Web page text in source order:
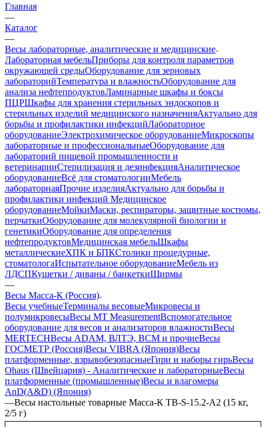
Главная
—
Каталог
—
Весы лабораторные, аналитические и медицинские
Лабораторная мебельПриборы для контроля параметров
окружающей средыОборудование для зерновых
лабораторийТемпература и влажностьОборудование для
анализа нефтепродуктовЛаминарные шкафы и боксы
ПЦРШкафы для хранения стерильных эндоскопов и
стерильных изделий медицинского назначенияАктуально для
борьбы и профилактики инфекцийЛабораторное
оборудованиеЭлектрохимическое оборудованиеМикроскопы
лабораторные и профессиональныеОборудование для
лабораторий пищевой промышленности и
ветеринарииСтерилизация и дезинфекцияАналитическое
оборудованиеВсё для стоматологииМебель
лабораторнаяПрочие изделияАктуально для борьбы и
профилактики инфекций Медицинское
оборудованиеМойкиМаски, респираторы, защитные костюмы,
перчаткиОборудование для молекулярной биологии и
генетикиОборудование для определения
нефтепродуктовМедицинская мебельШкафы
металлическиеХПК и БПКСтолики процедурные,
стоматологаИспытательное оборудованиеМебель из
ЛДСПКушетки / диваны / банкеткиШирмы
—
Весы Масса-К (Россия)
Весы учебныеТерминалы весовыеМикровесы и
полумикровесыВесы MT MeasurementВспомогательное
оборудование для весов и анализаторов влажностиВесы
MERTECHВесы ADAM, ВЛТЭ, BCM и прочиеВесы
ГОСМЕТР (Россия)Весы VIBRA (Япония)Весы
платформенные, взрывобезопасныеГири и наборы гирьВесы
Ohaus (Швейцария) - Аналитические и лабораторныеВесы
платформенные (промышленные)Весы и влагомеры
AnD(A&D) (Япония)
—Весы настольные товарные Масса-К ТВ-S-15.2-А2 (15 кг,
2/5 г)